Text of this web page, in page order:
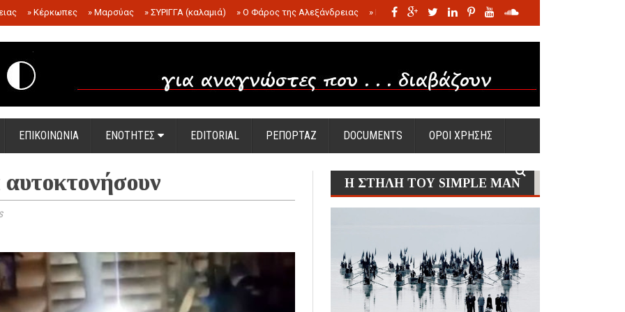
» Κέρκωπες » Μαρσύας » ΣΥΡΙΓΓΑ (καλαμιά) » Ο Φάρος της Αλεξάνδρειας » Η σφαγή των νηπίων της Σάντας
.
ΕΠΙΚΟΙΝΩΝΙΑ ΕΝΟΤΗΤΕΣ EDITORIAL ΡΕΠΟΡΤΑΖ DOCUMENTS ΟΡΟΙ ΧΡΗΣΗΣ
Η ΣΤΗΛΗ ΤΟΥ SIMPLE MAN